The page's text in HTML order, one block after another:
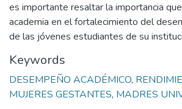
es importante resaltar la importancia
academia en el fortalecimiento del
de las jóvenes estudiantes de su
Keywords
DESEMPEÑO ACADÉMICO,
MUJERES GESTANTES, MADRES